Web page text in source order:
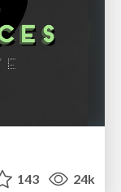
143 24k